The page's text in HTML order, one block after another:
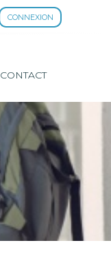
CONNEXION
CONTACT